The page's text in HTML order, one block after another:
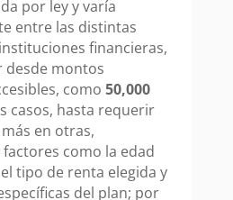
por ley y varía
entre las distintas
financieras,
desde montos
como 50,000
casos, hasta requerir
en otras,
como la edad
tipo de renta elegida y
del plan; por